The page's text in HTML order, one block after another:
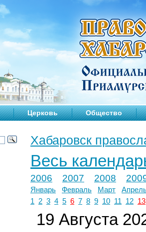
Церковь Общество
Хабаровск
Весь
2006 2007 2008
Январь Февраль Март
1
2 3 4 5 6 7 8 9 10 11 12 13
19 Августа